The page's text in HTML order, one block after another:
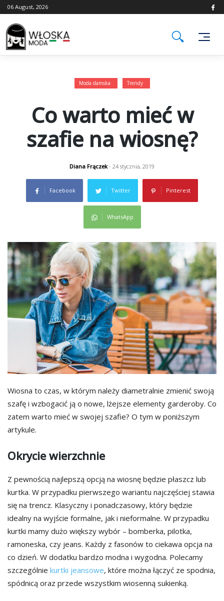
Skip
to
content
06 August, 2026
Moda damska Trendy
Co warto mieć w
szafie na wiosnę?
Diana Frączek- 24 stycznia, 2019
Facebook Twitter Pinterest
WhatsApp
Wiosna to czas, w którym należy diametralnie zmienić swoją
szafę i wzbogacić ją o nowe, lżejsze elementy garderoby. Co
zatem warto mieć w swojej szafie? O tym w poniższym
artykule.
Okrycie wierzchnie
Z pewnością najlepszą opcją na wiosnę będzie płaszcz lub
kurtka. W przypadku pierwszego wariantu najczęściej stawia
się na trencz. Klasyczny i ponadczasowy, który będzie
idealny na wyjście formalne, jak i nieformalne. W przypadku
kurtki mamy dużo większy wybór – bomberka, pilotka,
ramoneska, czy jeans. Każdy z fasonów to ciekawa opcja na
co dzień. W dodatku bardzo modna i wygodna. Polecamy
szczególnie kurtki jeansowe, które można łączyć ze spodnia,
spódnicą oraz przede wszystkim wiosenną sukienką.